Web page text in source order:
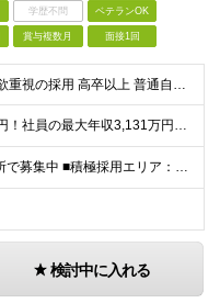
学歴不問 ベテランOK
賞与複数月 面接1回
◎100％人物や意欲重視の採用 高卒以上 普通自動車第一種運転免許取得者（AT限定可） ★職歴は全く問いません！ 前向きにコツコツと向き合える方であれば結果がついてくるお仕事です。 現職・無職、正社
＼平均年収819万円！社員の最大年収3,131万円／ ＼2人に1人が年収700万円以上／ ＼5人に1人が年収1,000万円以上！／ 固定給だけで、年収524万円も可能！ インセンティブだけでなく固定給
■全国各地の事業所で募集中 ■積極採用エリア：東京・神奈川・埼玉・千葉・愛知 ※希望の勤務地で働ける！通勤可能な事業所を選定していきます ※地元に戻って働きたいUターン希望者も歓迎します！ ※社用車を
検討中に入れる